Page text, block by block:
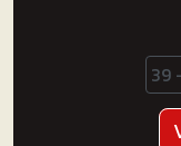
39